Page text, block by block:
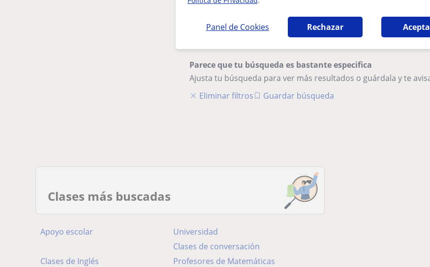
Panel de Cookies Rechazar
Nunca es tarde para aprender a tocar
musicoterapia o comenzar a componer y
Parece que tu búsqueda es bastante especifica
Ajusta tu búsqueda para ver más resultados o guárdala y te
Eliminar filtros
Guardar búsqueda
Clases más buscadas
Apoyo escolar
Universidad
Clases de conversación
Clases de Inglés
Profesores de Matemáticas